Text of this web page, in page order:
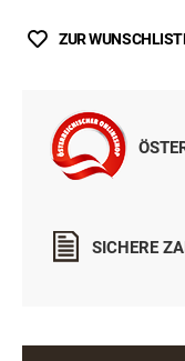
ZUR
SICHERE